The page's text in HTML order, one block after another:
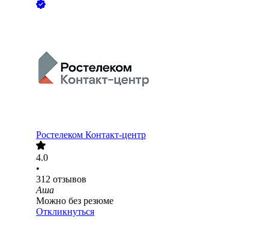
Ростелеком Контакт-центр
4.0
•
312 отзывов
Аша
Можно без резюме
Откликнуться